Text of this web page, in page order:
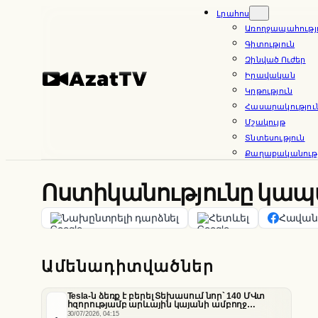
Լրահոս
Գիտություն
Զինված Ուժեր
Իրավական
Կրթություն
Մշակույթ
Տնտեսություն
Ոստիկանությունը
Նախընտրելի դարձնել Հետևել
Ամենադիտվածներ
Tesla-ն ձեռք է բերել Տեխասում նոր՝ 140 ՄՎտ
հզորությամբ արևային կայանի ամբողջ
արտադրանքը
30/07/2026, 04:15